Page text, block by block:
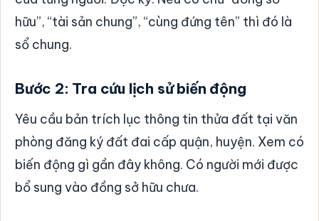
hữu”, “tài sản chung”, “cùng đứng tên” thì đó là
sổ chung.
Bước 2: Tra cứu lịch sử biến động
Yêu cầu bản trích lục thông tin thửa đất tại văn
phòng đăng ký đất đai cấp quận, huyện. Xem có
biến động gì gần đây không. Có người mới được
bổ sung vào đồng sở hữu chưa.